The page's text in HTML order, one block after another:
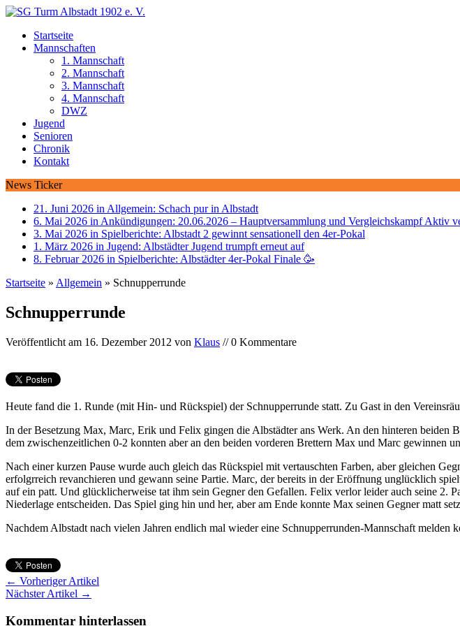
Startseite
Mannschaften
1. Mannschaft
2. Mannschaft
3. Mannschaft
4. Mannschaft
DWZ
Jugend
Senioren
Chronik
Kontakt
News Ticker
21. Juni 2026 in Allgemein: Schach pur in Albstadt
6. Mai 2026 in Ankündigungen: 20.06.2026 – Hauptversammlung und Vergleichskampf Aktiv
3. Mai 2026 in Spielberichte: Albstadt 2 gewinnt sensationell den 4er-Pokal
1. März 2026 in Jugend: Albstädter Jugend trumpft erneut auf
8. Februar 2026 in Spielberichte: Albstädter 4er-Pokal Finale 🥳
Startseite » Allgemein » Schnupperrunde
Schnupperrunde
Veröffentlicht am 16. Dezember 2012 von Klaus // 0 Kommentare
Heute fand die 1. Runde (mit Hin- und Rückspiel) der Schnupperrunde statt. Zu Gast in den
In der Besetzung Max, Marc, Erik und Felix gingen die Albstädter ans Werk. An den hinteren
dem zwischenzeitlichen 0-2 konnten aber an den beiden vorderen Brettern Max und Marc gewinnen
Nach einer kurzen Pause wurde auch gleich das Rückspiel mit vertauschten Farben, aber gleichen
erfolgrreich revanchieren und gewann seine Partie. Marc, der bereits in der Eröffnung unglücklich
auf ein patt. Und glücklicherweise tat ihm sein Gegner den Gefallen. Felix verlor leider auch seine 2.
Niederlage entscheiden. Das Spiel ging hin und her, aber am Ende konnte Max seinen Gegner matt
Nachdem Albstadt nach vielen Jahren endlich mal wieder eine Schnupperrunden-Mannschaft
← Vorheriger Artikel
Nächster Artikel →
Kommentar hinterlassen